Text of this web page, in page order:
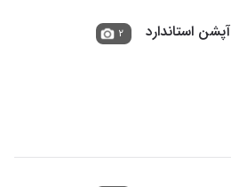
بنز A200 سفید مدل ۲۰۲۵ آپشن استاندارد
۲